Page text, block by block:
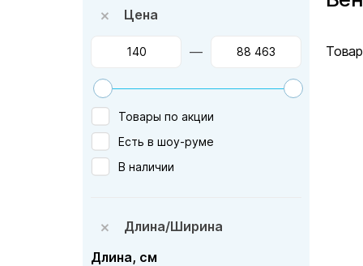
Цена
—
Товары по акции
Есть в шоу-руме
В наличии
Длина/Ширина
Длина, см